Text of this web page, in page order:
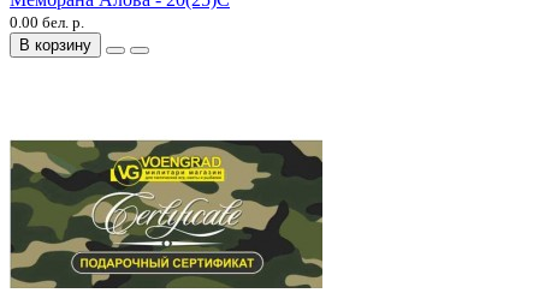
0.00 бел. р.
В корзину